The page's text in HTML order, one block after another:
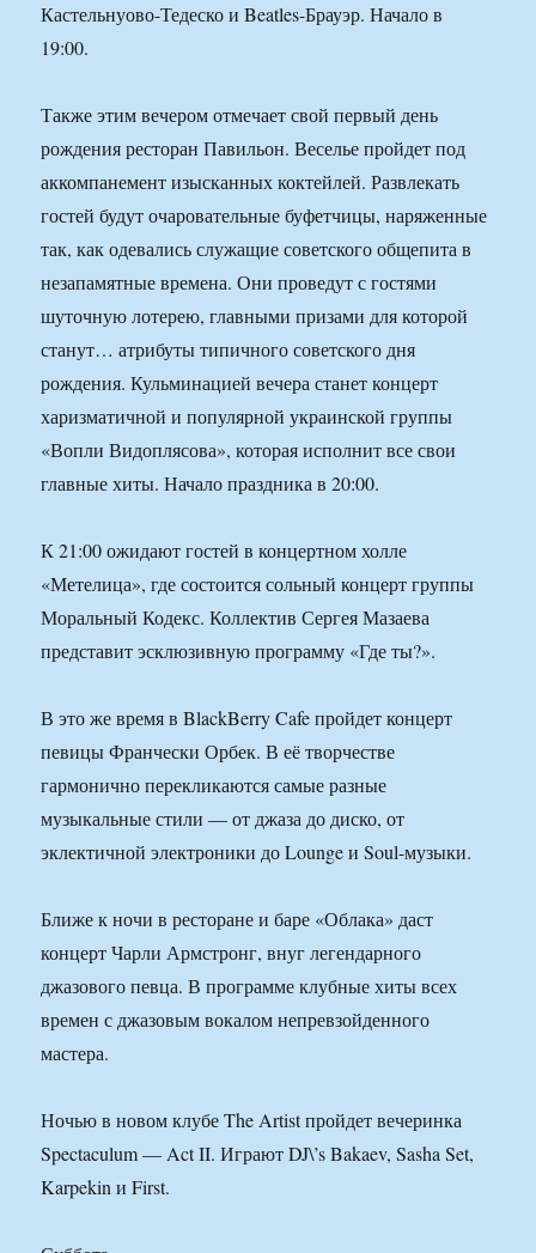
Кастельнуово-Тедеско и Beatles-Брауэр. Начало в
19:00.
Также этим вечером отмечает свой первый день
рождения ресторан Павильон. Веселье пройдет под
аккомпанемент изысканных коктейлей. Развлекать
гостей будут очаровательные буфетчицы, наряженные
так, как одевались служащие советского общепита в
незапамятные времена. Они проведут с гостями
шуточную лотерею, главными призами для которой
станут… атрибуты типичного советского дня
рождения. Кульминацией вечера станет концерт
харизматичной и популярной украинской группы
«Вопли Видоплясова», которая исполнит все свои
главные хиты. Начало праздника в 20:00.
К 21:00 ожидают гостей в концертном холле
«Метелица», где состоится сольный концерт группы
Моральный Кодекс. Коллектив Сергея Мазаева
представит эсклюзивную программу «Где ты?».
В это же время в BlackBerry Cafe пройдет концерт
певицы Франчески Орбек. В её творчестве
гармонично перекликаются самые разные
музыкальные стили — от джаза до диско, от
эклектичной электроники до Lounge и Soul-музыки.
Ближе к ночи в ресторане и баре «Облака» даст
концерт Чарли Армстронг, внуг легендарного
джазового певца. В программе клубные хиты всех
времен с джазовым вокалом непревзойденного
мастера.
Ночью в новом клубе The Artist пройдет вечеринка
Spectaculum — Act II. Играют DJ\’s Bakaev, Sasha Set,
Karpekin и First.